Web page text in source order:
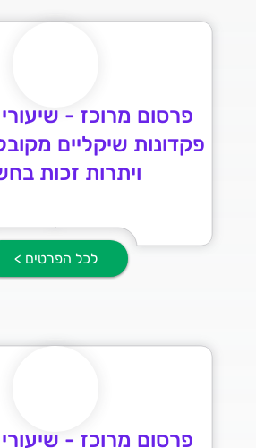
פרסום מרוכז -
פקדונות שיקליים
ויתרות זכות
לכל הפרטים >
פרסום מרוכז -